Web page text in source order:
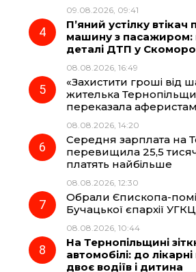
09.08.2026, 09:41
П’яний устілку втікач
машину з пасажиром:
деталі ДТП у
08.08.2026, 16:49
«Захистити гроші від
жителька
переказала
08.08.2026, 14:20
Середня зарплата на
перевищила 25,5
платять найбільше
08.08.2026, 12:30
Обрали Єпископа-
Бучацької єпархії УГКЦ
08.08.2026, 10:44
На Тернопільщині
автомобілі: до
двоє водіїв і дитина